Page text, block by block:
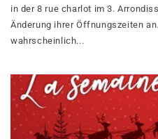
in der 8 rue charlot im 3.
Änderung ihrer Öffnungszeiten
wahrscheinlich...